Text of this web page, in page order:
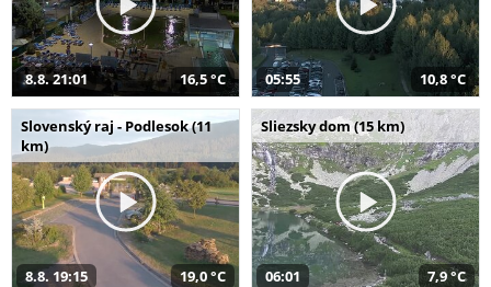
8.8. 21:01 16,5 °C 05:55 10,8 °C
Slovenský raj - Podlesok (11
km)
8.8. 19:15 19,0 °C
Sliezsky dom (15 km)
06:01 7,9 °C